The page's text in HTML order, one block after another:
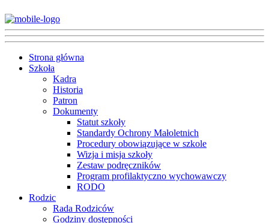
Strona główna
Szkoła
Kadra
Historia
Patron
Dokumenty
Statut szkoły
Standardy Ochrony Małoletnich
Procedury obowiązujące w szkole
Wizja i misja szkoły
Zestaw podręczników
Program profilaktyczno wychowawczy
RODO
Rodzic
Rada Rodziców
Godziny dostępności